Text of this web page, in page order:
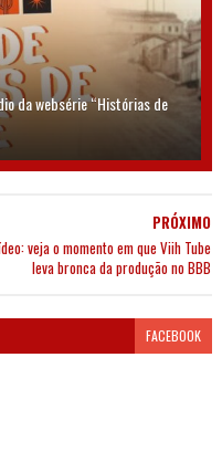
da websérie “Histórias de
PRÓXIMO
veja o momento em que Viih Tube
leva bronca da produção no BBB
FACEBOOK